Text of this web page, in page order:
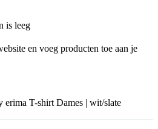
is leeg
en voeg producten toe aan je
T-shirt Dames | wit/slate